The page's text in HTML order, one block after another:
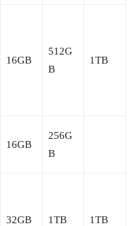
16GB
512G
B
1TB
16GB
256G
B
32GB 1TB 1TB